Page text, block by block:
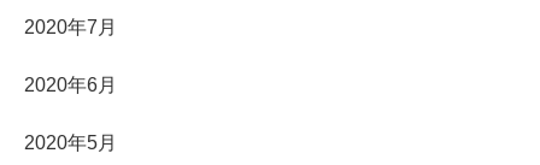
2020年7月
2020年6月
2020年5月